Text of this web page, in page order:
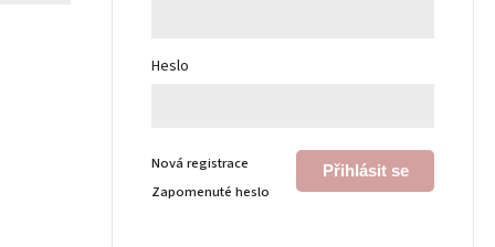
Heslo
Přihlásit se
Nová registrace
Zapomenuté heslo